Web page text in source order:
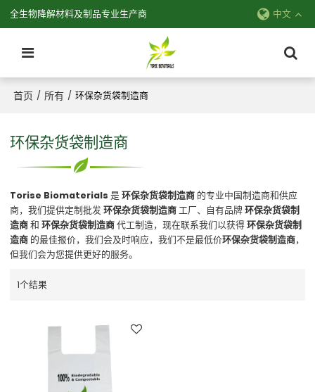
全生物降解材料及制品专业生产商 中文
首页 / 所有 / 环保杂货袋制造商
环保杂货袋制造商
Torise Biomaterials 是环保杂货袋制造商 的专业中国制造商和供应
商，我们提供定制批发环保杂货袋制造商工厂、自有品牌环保杂货袋制
造商和环保杂货袋制造商代工制造，现在联系我们以获得环保杂货袋制
造商 的最佳报价，我们会及时响应，我们不是最低价环保杂货袋制造商，
但我们会为您提供更好的服务。
1个结果